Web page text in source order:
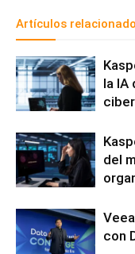
Artículos
la IA
del
con